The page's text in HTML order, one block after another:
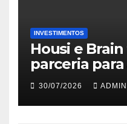
INVESTIMENTOS
Housi e
parceria
inteligência
lançamentos
30/07/2026 ADMIN